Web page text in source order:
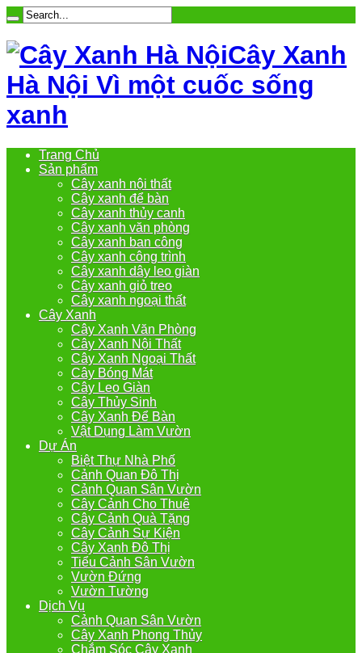
Cây Xanh
Hà Nội Vì một cuốc sống
xanh
Trang Chủ
Sản phẩm
Cây xanh nội thất
Cây xanh để bàn
Cây xanh thủy canh
Cây xanh văn phòng
Cây xanh ban công
Cây xanh công trình
Cây xanh dây leo giàn
Cây xanh giỏ treo
Cây xanh ngoại thất
Cây Xanh
Cây Xanh Văn Phòng
Cây Xanh Nội Thất
Cây Xanh Ngoại Thất
Cây Bóng Mát
Cây Leo Giàn
Cây Thủy Sinh
Cây Xanh Để Bàn
Vật Dụng Làm Vườn
Dự Án
Biệt Thự Nhà Phố
Cảnh Quan Đô Thị
Cảnh Quan Sân Vườn
Cây Cảnh Cho Thuê
Cây Cảnh Quà Tặng
Cây Cảnh Sự Kiện
Cây Xanh Đô Thị
Tiểu Cảnh Sân Vườn
Vườn Đứng
Vườn Tường
Dịch Vụ
Cảnh Quan Sân Vườn
Cây Xanh Phong Thủy
Chắm Sóc Cây Xanh